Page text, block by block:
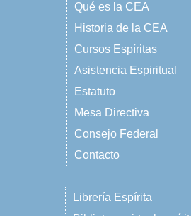
Qué es la CEA
Historia de la CEA
Cursos Espíritas
Asistencia Espiritual
Estatuto
Mesa Directiva
Consejo Federal
Contacto
Librería Espírita